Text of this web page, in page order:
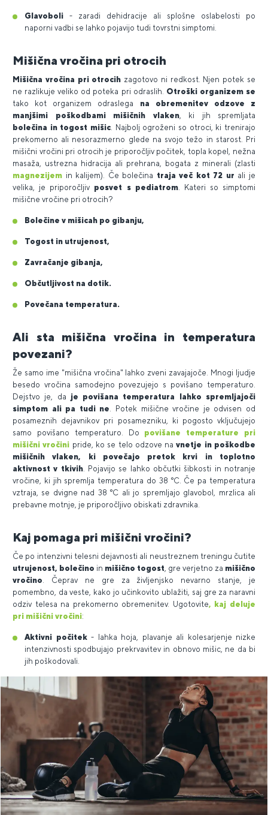
Glavoboli - zaradi dehidracije ali splošne oslabelosti po
naporni vadbi se lahko pojavijo tudi tovrstni simptomi.
Mišična vročina pri otrocih
Mišična vročina pri otrocih zagotovo ni redkost. Njen potek se
ne razlikuje veliko od poteka pri odraslih. Otroški organizem se
tako kot organizem odraslega na obremenitev odzove z
manjšimi poškodbami mišičnih vlaken, ki jih spremljata
bolečina in togost mišic . Najbolj ogroženi so otroci, ki trenirajo
prekomerno ali nesorazmerno glede na svojo težo in starost. Pri
mišični vročini pri otrocih je priporočljiv počitek, topla kopel, nežna
masaža, ustrezna hidracija ali prehrana, bogata z minerali (zlasti
magnezijem in kalijem). Če bolečina traja več kot 72 ur ali je
velika, je priporočljiv posvet s pediatrom. Kateri so simptomi
mišične vročine pri otrocih?
Bolečine v mišicah po gibanju,
Togost in utrujenost,
Zavračanje gibanja,
Občutljivost na dotik.
Povečana temperatura.
Ali sta mišična vročina in temperatura
povezani?
Že samo ime "mišična vročina" lahko zveni zavajajoče. Mnogi ljudje
besedo vročina samodejno povezujejo s povišano temperaturo.
Dejstvo je, da je povišana temperatura lahko spremljajoči
simptom ali pa tudi ne . Potek mišične vročine je odvisen od
posameznih dejavnikov pri posamezniku, ki pogosto vključujejo
samo povišano temperaturo. Do povišane temperature pri
mišični vročini pride, ko se telo odzove navnetje in poškodbe
mišičnih vlaken, ki povečajo pretok krvi in toplotno
aktivnost v tkivih. Pojavijo se lahko občutki šibkosti in notranje
vročine, ki jih spremlja temperatura do 38 °C. Če pa temperatura
vztraja, se dvigne nad 38 °C ali jo spremljajo glavobol, mrzlica ali
prebavne motnje, je priporočljivo obiskati zdravnika.
Kaj pomaga pri mišični vročini?
Če po intenzivni telesni dejavnosti ali neustreznem treningu čutite
utrujenost, bolečino in mišično togost , gre verjetno za mišično
vročino . Čeprav ne gre za življenjsko nevarno stanje, je
pomembno, da veste, kako jo učinkovito ublažiti, saj gre za naravni
odziv telesa na prekomerno obremenitev. Ugotovite, kaj deluje
pri mišični vročini:
Aktivni počitek - lahka hoja, plavanje ali kolesarjenje nizke
intenzivnosti spodbujajo prekrvavitev in obnovo mišic, ne da bi
jih poškodovali.